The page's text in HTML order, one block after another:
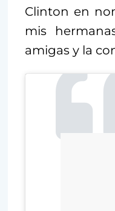
Clinton en
mis
amigas y la